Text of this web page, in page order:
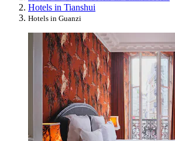
Hotels in Tianshui
Hotels in Guanzi